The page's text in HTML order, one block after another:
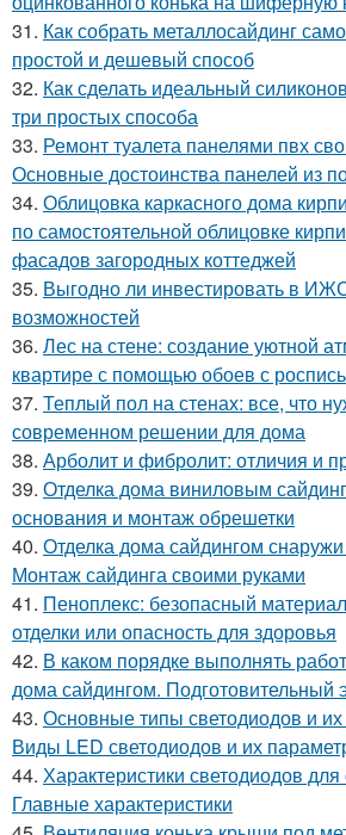
31. Как собрать металлосайдинг
простой и дешевый способ
32. Как сделать идеальный
три простых способа
33. Ремонт туалета панелями пвх
Основные достоинства панелей из
34. Облицовка каркасного дома
по самостоятельной облицовке
фасадов загородных коттеджей
35. Выгодно ли инвестировать в
возможностей
36. Лес на стене: создание уютной
квартире с помощью обоев с
37. Теплый пол на стенах: все, что
современном решении для дома
38. Арболит и фибролит: отличия и
39. Отделка дома виниловым
основания и монтаж обрешетки
40. Отделка дома сайдингом
Монтаж сайдинга своими руками
41. Пеноплекс: безопасный
отделки или опасность для здоровья
42. В каком порядке выполнять
дома сайдингом. Подготовительный
43. Основные типы светодиодов и их
Виды LED светодиодов и их
44. Характеристики светодиодов
Главные характеристики